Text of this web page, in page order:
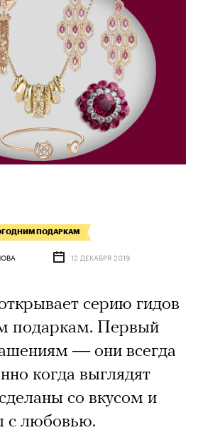
ПОДАРКАМ
12 ДЕКАБРЯ 2019
серию гидов
подаркам. Первый
— они всегда
когда выглядят
со вкусом и
с любовью.